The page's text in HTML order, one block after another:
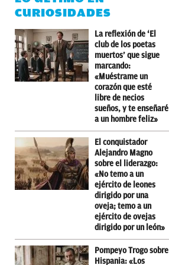
CURIOSIDADES
La reflexión de ‘El
club de los poetas
muertos’ que sigue
marcando:
«Muéstrame un
corazón que esté
libre de necios
sueños, y te enseñaré
a un hombre feliz»
El conquistador
Alejandro Magno
sobre el liderazgo:
«No temo a un
ejército de leones
dirigido por una
oveja; temo a un
ejército de ovejas
dirigido por un león»
Pompeyo Trogo sobre
Hispania: «Los